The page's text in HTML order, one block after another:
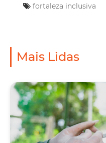
fortaleza inclusiva
Mais Lidas